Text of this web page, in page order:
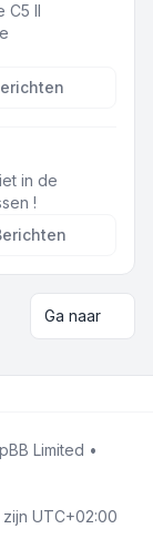
C5 II
in de
!
Ga naar
Limited •
UTC+02:00